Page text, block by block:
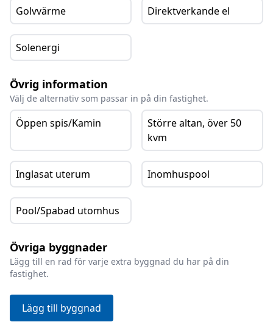
Golvvärme Direktverkande el
Solenergi
Övrig information
Välj de alternativ som passar in på din fastighet.
Öppen spis/Kamin
Större altan, över 50
kvm
Inglasat uterum Inomhuspool
Pool/Spabad utomhus
Övriga byggnader
Lägg till en rad för varje extra byggnad du har på din
fastighet.
Lägg till byggnad